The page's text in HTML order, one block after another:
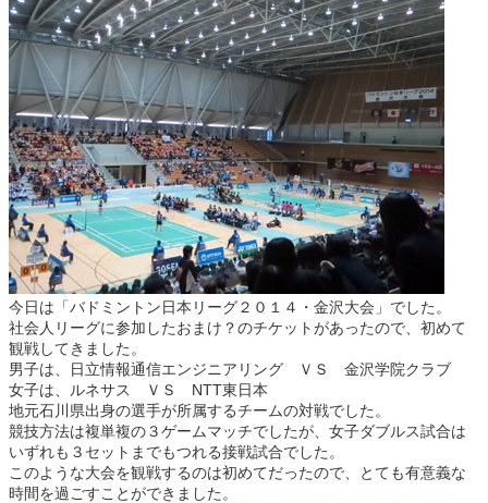
今日は「バドミントン日本リーグ２０１４・金沢大会」でした。
社会人リーグに参加したおまけ？のチケットがあったので、初めて
観戦してきました。
男子は、日立情報通信エンジニアリング ＶＳ 金沢学院クラブ
女子は、ルネサス ＶＳ NTT東日本
地元石川県出身の選手が所属するチームの対戦でした。
競技方法は複単複の３ゲームマッチでしたが、女子ダブルス試合は
いずれも３セットまでもつれる接戦試合でした。
このような大会を観戦するのは初めてだったので、とても有意義な
時間を過ごすことができました。